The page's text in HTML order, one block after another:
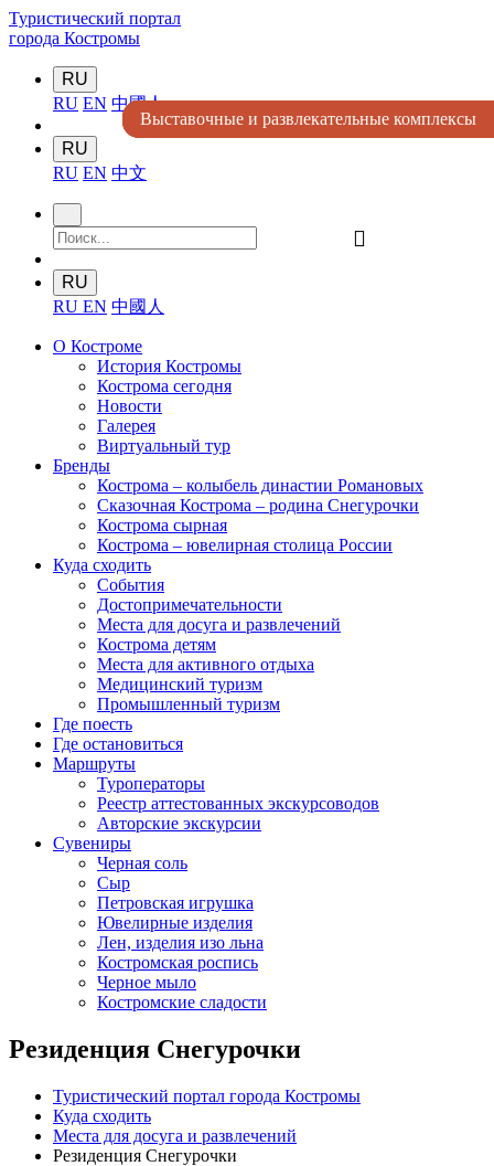
Туристический портал
города Костромы
RU
RU EN 中國人
RU
RU EN 中文
󰍉
RU
RU EN 中國人
О Костроме
История Костромы
Кострома сегодня
Новости
Галерея
Виртуальный тур
Бренды
Кострома – колыбель династии Романовых
Сказочная Кострома – родина Снегурочки
Кострома сырная
Кострома – ювелирная столица России
Куда сходить
События
Достопримечательности
Места для досуга и развлечений
Кострома детям
Места для активного отдыха
Медицинский туризм
Промышленный туризм
Где поесть
Где остановиться
Маршруты
Туроператоры
Реестр аттестованных экскурсоводов
Авторские экскурсии
Сувениры
Черная соль
Сыр
Петровская игрушка
Ювелирные изделия
Лен, изделия изо льна
Костромская роспись
Черное мыло
Костромские сладости
Резиденция Снегурочки
Туристический портал города Костромы
Куда сходить
Места для досуга и развлечений
Резиденция Снегурочки
Выставочные и развлекательные комплексы
Выставочные и развлекательные комплексы
Театры и кинотеатры
Музеи
Выставочные и развлекательные комплексы